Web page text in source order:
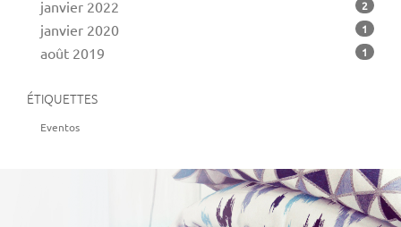
janvier 2022 2
janvier 2020 1
août 2019 1
ÉTIQUETTES
Eventos